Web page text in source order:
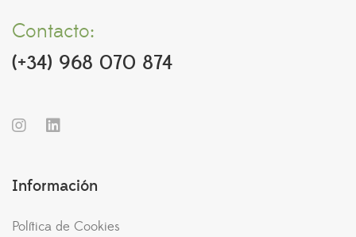
Contacto:
(+34) 968 070 874
Información
Política de Cookies